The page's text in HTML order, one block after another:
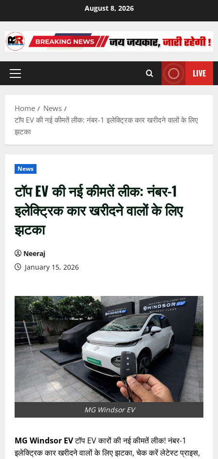
content
August 8, 2026
Primary
LIVE
Home
News
टॉप EV की नई कीमतें लीक: नंबर-1 इलेक्ट्रिक कार खरीदने वालों के लिए
झटका
News
टॉप EV की नई कीमतें लीक: नंबर-1
इलेक्ट्रिक कार खरीदने वालों के लिए
झटका
Neeraj
January 15, 2026
MG Windsor EV
MG Windsor EVटॉप EV कारों की नई कीमतें लीक! नंबर-1
इलेक्ट्रिक कार खरीदने वालों के लिए झटका, चेक करें लेटेस्ट प्राइस,